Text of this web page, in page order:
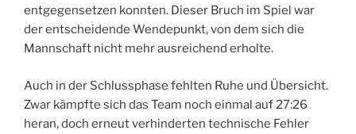
entgegensetzen konnten. Dieser Bruch im Spiel war
der entscheidende Wendepunkt, von dem sich die
Mannschaft nicht mehr ausreichend erholte.
Auch in der Schlussphase fehlten Ruhe und Übersicht.
Zwar kämpfte sich das Team noch einmal auf 27:26
heran, doch erneut verhinderten technische Fehler